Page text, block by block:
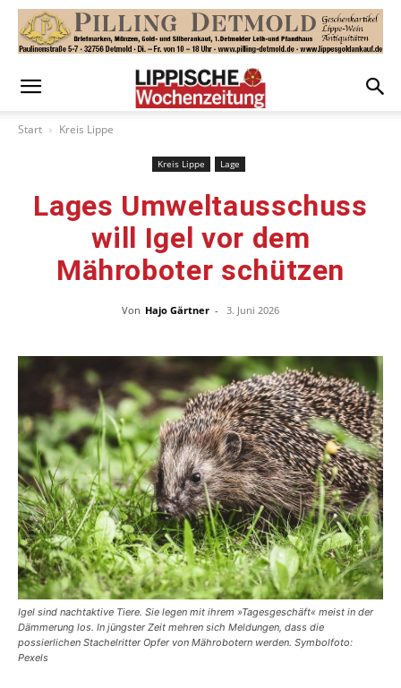
Start Kreis Lippe
Kreis Lippe Lage
Lages Umweltausschuss
will Igel vor dem
Mähroboter schützen
Von Hajo Gärtner - 3. Juni 2026
Igel sind nachtaktive Tiere. Sie legen mit ihrem »Tagesgeschäft« meist in der
Dämmerung los. In jüngster Zeit mehren sich Meldungen, dass die
possierlichen Stachelritter Opfer von Mährobotern werden. Symbolfoto:
Pexels